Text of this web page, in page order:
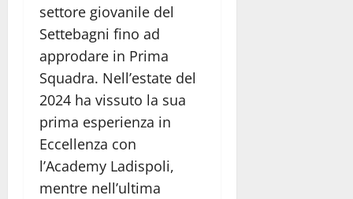
settore giovanile del
Settebagni fino ad
approdare in Prima
Squadra. Nell’estate del
2024 ha vissuto la sua
prima esperienza in
Eccellenza con
l’Academy Ladispoli,
mentre nell’ultima